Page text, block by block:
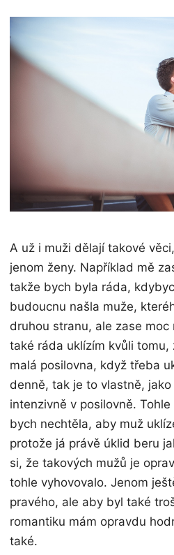
A už i muži dělají takové
jenom ženy. Například mě
takže bych byla ráda,
budoucnu našla muže,
druhou stranu, ale zase
také ráda uklízím kvůli
malá posilovna, když třeba
denně, tak je to vlastně,
intenzivně v posilovně.
bych nechtěla, aby muž
protože já právě úklid beru
si, že takových mužů je
tohle vyhovovalo. Jenom
pravého, ale aby byl také
romantiku mám opravdu
také.